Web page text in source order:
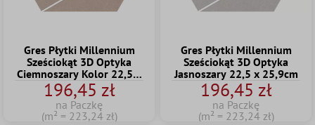
Gres Płytki Millennium
Sześciokąt 3D Optyka
Ciemnoszary Kolor 22,5 x
25,9cm
196,45 zł
na Paczkę
(m² = 223,24 zł)
Gres Płytki Millennium
Sześciokąt 3D Optyka
Jasnoszary 22,5 x 25,9cm
196,45 zł
na Paczkę
(m² = 223,24 zł)